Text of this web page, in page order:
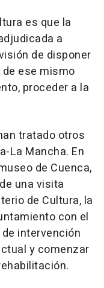
es que la
a
de disponer
ese mismo
proceder a la
tratado otros
La Mancha. En
de Cuenca,
una visita
de Cultura, la
con el
intervención
y comenzar